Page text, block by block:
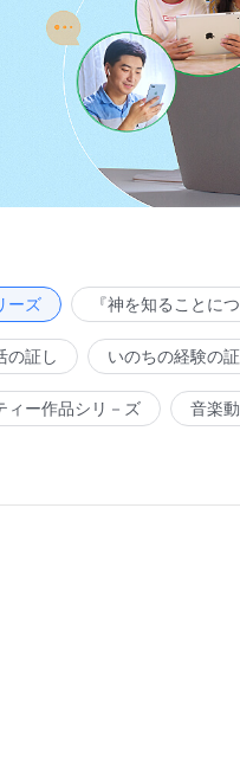
はもはや神の約束を受
かった。何故なら彼らは
。彼らの心は神から離れ
なった。こうして彼ら
くことができ、神の指
めた。こうして一旦全
し、悪を避けることの
く、この終末の時代に
ことができる人々、神の
しで見、祝福を授けるだ
主で、多くの人々の支持
召命と任務を受ける妨げ
になる。もしあなたが地
のろわれ、忌み嫌われさ
、あなたの地位がどんな
、いつも神の祝福をの
ず、あなたが人類の益の
2：神は全人類の運命を支配
幸運を得ることができる
画から切り離せず人類の
ーズ 『神を知ることに
の証し いのちの経験の
ー作品シリ－ズ 音楽